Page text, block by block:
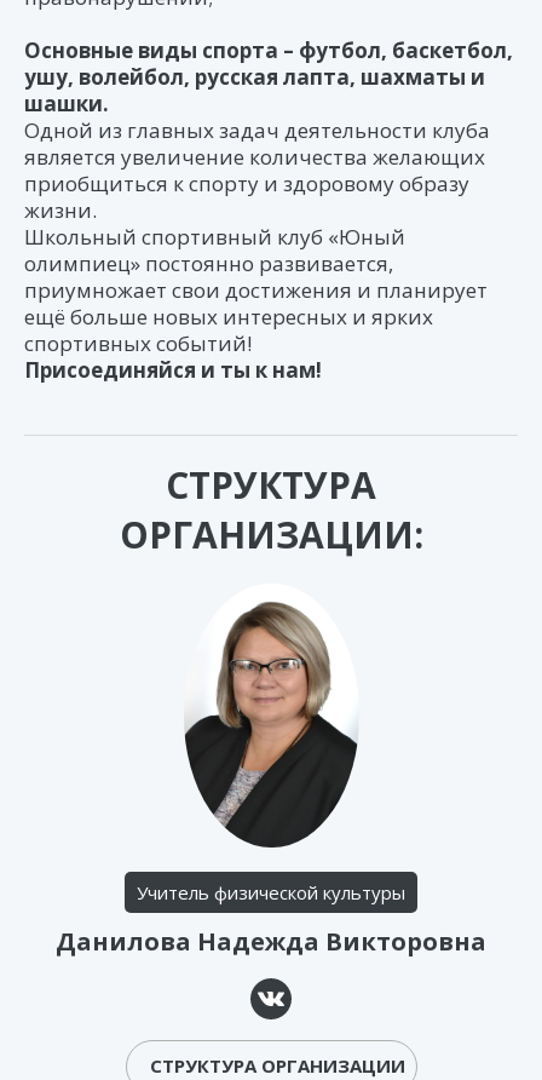
Основные виды спорта – футбол, баскетбол,
ушу, волейбол, русская лапта, шахматы и
шашки.
Одной из главных задач деятельности клуба
является увеличение количества желающих
приобщиться к спорту и здоровому образу
жизни.
Школьный спортивный клуб «Юный
олимпиец» постоянно развивается,
приумножает свои достижения и планирует
ещё больше новых интересных и ярких
спортивных событий!
Присоединяйся и ты к нам!
СТРУКТУРА
ОРГАНИЗАЦИИ:
Учитель физической культуры
Данилова Надежда Викторовна
СТРУКТУРА ОРГАНИЗАЦИИ